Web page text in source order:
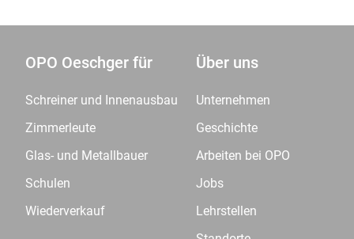
OPO Oeschger für
Schreiner und Innenausbau
Zimmerleute
Glas- und Metallbauer
Schulen
Wiederverkauf
Über uns
Unternehmen
Geschichte
Arbeiten bei OPO
Jobs
Lehrstellen